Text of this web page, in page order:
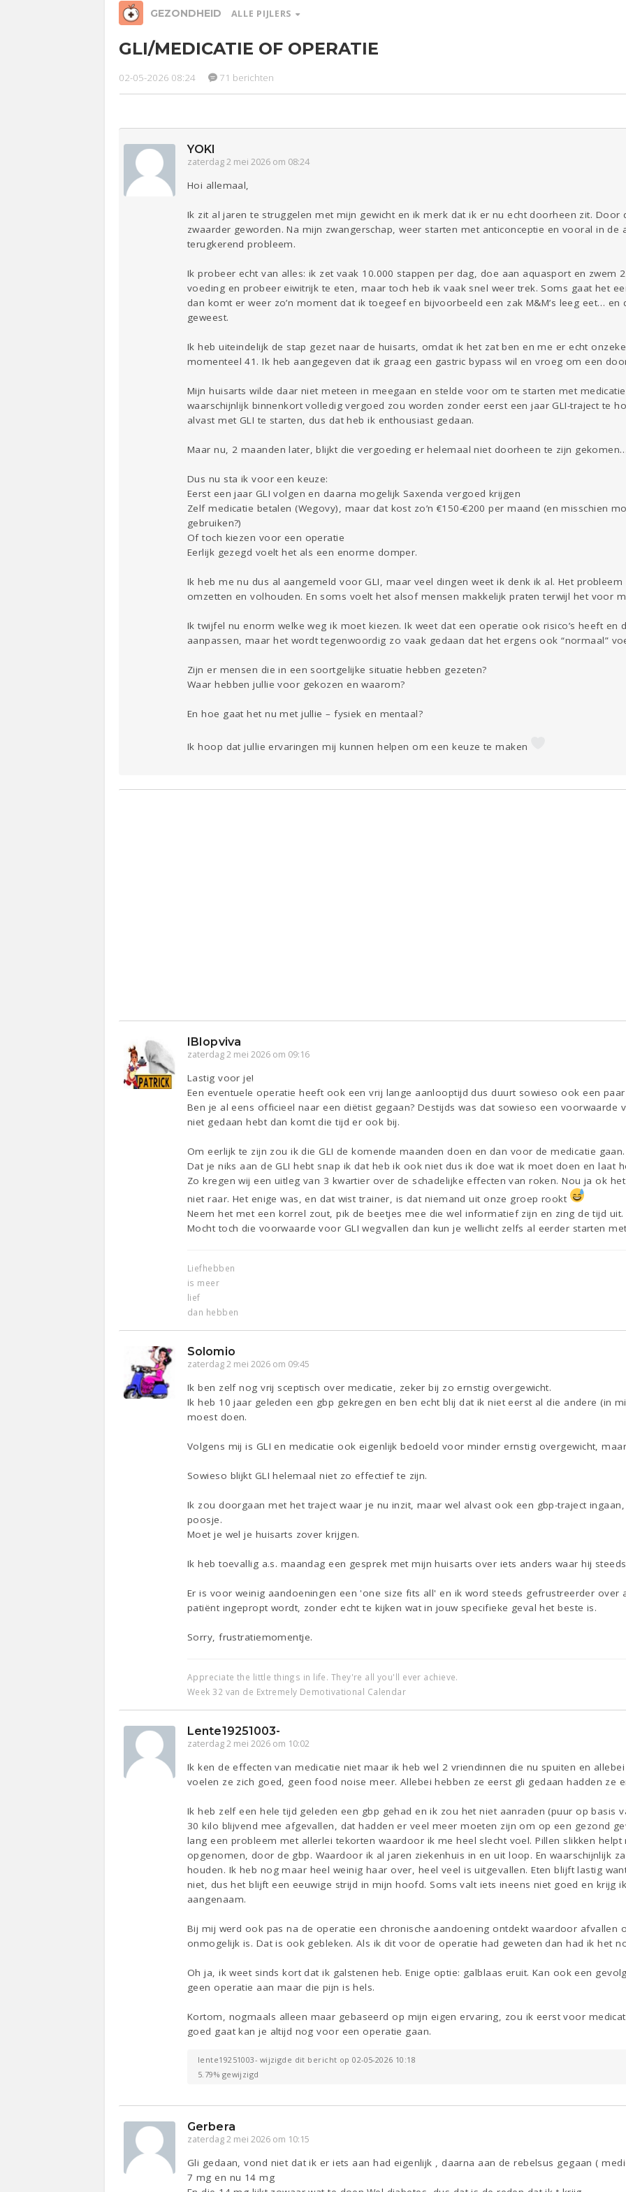
GEZONDHEID ALLE PIJLERS
Beauty
Sport
GLI/MEDICATIE OF OPERATIE
02-05-2026 08:24 71 berichten
YOKI
zaterdag 2 mei 2026 om 08:24
Hoi allemaal,
Ik zit al jaren te struggelen met mijn gewicht en ik merk dat ik er nu echt doorheen zit. Door
zwaarder geworden. Na mijn zwangerschap, weer starten met anticonceptie en vooral in
terugkerend probleem.
Ik probeer echt van alles: ik zet vaak 10.000 stappen per dag, doe aan aquasport en zwem
voeding en probeer eiwitrijk te eten, maar toch heb ik vaak snel weer trek. Soms gaat het
dan komt er weer zo’n moment dat ik toegeef en bijvoorbeeld een zak M&M’s leeg eet…
geweest.
Ik heb uiteindelijk de stap gezet naar de huisarts, omdat ik het zat ben en me er echt
momenteel 41. Ik heb aangegeven dat ik graag een gastric bypass wil en vroeg om een
Mijn huisarts wilde daar niet meteen in meegaan en stelde voor om te starten met
waarschijnlijk binnenkort volledig vergoed zou worden zonder eerst een jaar GLI-traject te
alvast met GLI te starten, dus dat heb ik enthousiast gedaan.
Maar nu, 2 maanden later, blijkt die vergoeding er helemaal niet doorheen te zijn
Dus nu sta ik voor een keuze:
Eerst een jaar GLI volgen en daarna mogelijk Saxenda vergoed krijgen
Zelf medicatie betalen (Wegovy), maar dat kost zo’n €150-€200 per maand (en misschien
gebruiken?)
Of toch kiezen voor een operatie
Eerlijk gezegd voelt het als een enorme domper.
Ik heb me nu dus al aangemeld voor GLI, maar veel dingen weet ik denk ik al. Het
omzetten en volhouden. En soms voelt het alsof mensen makkelijk praten terwijl het voor
Ik twijfel nu enorm welke weg ik moet kiezen. Ik weet dat een operatie ook risico’s heeft
aanpassen, maar het wordt tegenwoordig zo vaak gedaan dat het ergens ook “normaal”
Zijn er mensen die in een soortgelijke situatie hebben gezeten?
Waar hebben jullie voor gekozen en waarom?
En hoe gaat het nu met jullie – fysiek en mentaal?
Ik hoop dat jullie ervaringen mij kunnen helpen om een keuze te maken
IBIopviva
zaterdag 2 mei 2026 om 09:16
Lastig voor je!
Een eventuele operatie heeft ook een vrij lange aanlooptijd dus duurt sowieso ook een
Ben je al eens officieel naar een diëtist gegaan? Destijds was dat sowieso een voorwaarde
niet gedaan hebt dan komt die tijd er ook bij.
Om eerlijk te zijn zou ik die GLI de komende maanden doen en dan voor de medicatie gaan.
Dat je niks aan de GLI hebt snap ik dat heb ik ook niet dus ik doe wat ik moet doen en laat
Zo kregen wij een uitleg van 3 kwartier over de schadelijke effecten van roken. Nou ja ok
niet raar. Het enige was, en dat wist trainer, is dat niemand uit onze groep rookt
Neem het met een korrel zout, pik de beetjes mee die wel informatief zijn en zing de tijd uit.
Mocht toch die voorwaarde voor GLI wegvallen dan kun je wellicht zelfs al eerder starten
Liefhebben
is meer
lief
dan hebben
Solomio
zaterdag 2 mei 2026 om 09:45
Ik ben zelf nog vrij sceptisch over medicatie, zeker bij zo ernstig overgewicht.
Ik heb 10 jaar geleden een gbp gekregen en ben echt blij dat ik niet eerst al die andere (in
moest doen.
Volgens mij is GLI en medicatie ook eigenlijk bedoeld voor minder ernstig overgewicht,
Sowieso blijkt GLI helemaal niet zo effectief te zijn.
Ik zou doorgaan met het traject waar je nu inzit, maar wel alvast ook een gbp-traject
poosje.
Moet je wel je huisarts zover krijgen.
Ik heb toevallig a.s. maandag een gesprek met mijn huisarts over iets anders waar hij
Er is voor weinig aandoeningen een 'one size fits all' en ik word steeds gefrustreerder over
patiënt ingepropt wordt, zonder echt te kijken wat in jouw specifieke geval het beste is.
Sorry, frustratiemomentje.
Appreciate the little things in life. They're all you'll ever achieve.
Week 32 van de Extremely Demotivational Calendar
Lente19251003-
zaterdag 2 mei 2026 om 10:02
Ik ken de effecten van medicatie niet maar ik heb wel 2 vriendinnen die nu spuiten en
voelen ze zich goed, geen food noise meer. Allebei hebben ze eerst gli gedaan hadden ze
Ik heb zelf een hele tijd geleden een gbp gehad en ik zou het niet aanraden (puur op basis
30 kilo blijvend mee afgevallen, dat hadden er veel meer moeten zijn om op een gezond
lang een probleem met allerlei tekorten waardoor ik me heel slecht voel. Pillen slikken
opgenomen, door de gbp. Waardoor ik al jaren ziekenhuis in en uit loop. En waarschijnlijk
houden. Ik heb nog maar heel weinig haar over, heel veel is uitgevallen. Eten blijft lastig
niet, dus het blijft een eeuwige strijd in mijn hoofd. Soms valt iets ineens niet goed en krijg
aangenaam.
Bij mij werd ook pas na de operatie een chronische aandoening ontdekt waardoor afvallen
onmogelijk is. Dat is ook gebleken. Als ik dit voor de operatie had geweten dan had ik het
Oh ja, ik weet sinds kort dat ik galstenen heb. Enige optie: galblaas eruit. Kan ook een
geen operatie aan maar die pijn is hels.
Kortom, nogmaals alleen maar gebaseerd op mijn eigen ervaring, zou ik eerst voor
goed gaat kan je altijd nog voor een operatie gaan.
lente19251003- wijzigde dit bericht op 02-05-2026 10:18
5.79% gewijzigd
Gerbera
zaterdag 2 mei 2026 om 10:15
Gli gedaan, vond niet dat ik er iets aan had eigenlijk , daarna aan de rebelsus gegaan (
7 mg en nu 14 mg